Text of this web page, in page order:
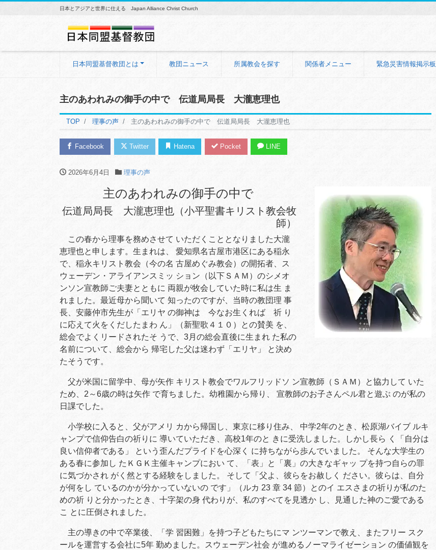
日本とアジアと世界に仕える Japan Alliance Christ Church
日本同盟基督教団とは 教団ニュース 所属教会を探す 関係者メニュー 緊急災害情報掲示板
主のあわれみの御手の中で 伝道局局長 大瀧恵理也
TOP 理事の声 主のあわれみの御手の中で 伝道局局長 大瀧恵理也
Facebook Twitter Hatena Pocket LINE
2026年6月4日 理事の声
主のあわれみの御手の中で
伝道局局長 大瀧恵理也（小平聖書キリスト教会牧
師）
この春から理事を務めさせて いただくこととなりました大瀧
恵理也と申します。生まれは、 愛知県名古屋市港区にある稲永
で、稲永キリスト教会（今の名 古屋めぐみ教会）の開拓者、ス
ウェーデン・アライアンスミッ ション（以下ＳＡＭ）のシメオ
ンソン宣教師ご夫妻とともに 両親が牧会していた時に私は生 ま
れました。最近母から聞いて 知ったのですが、当時の教団理 事
長、安藤仲市先生が「エリヤ の御神は 今なお生くれば 祈 り
に応えて火をくだしたまわ ん」（新聖歌４１０）との賛美 を、
総会でよくリードされたそ うで、3月の総会直後に生まれ た私の
名前について、総会から 帰宅した父は迷わず「エリヤ」 と決め
たそうです。
父が米国に留学中、母が矢作 キリスト教会でワルフリッドソ ン宣教師（ＳＡＭ）と協力して いた
ため、2～6歳の時は矢作 で育ちました。幼稚園から帰り、 宣教師のお子さんペル君と遊ぶ のが私の
日課でした。
小学校に入ると、父がアメリ カから帰国し、東京に移り住み、 中学2年のとき、松原湖バイブ ルキ
ャンプで信仰告白の祈りに 導いていただき、高校1年のと きに受洗しました。しかし長ら く「自分は
良い信仰者である」 という歪んだプライドを心深く に持ちながら歩んでいました。 そんな大学生の
ある春に参加し たＫＧＫ主催キャンプにおい て、「表」と「裏」の大きなギャッ プを持つ自らの罪
に気づかされ がく然とする経験をしました。 そして「父よ、彼らをお赦しく ださい。彼らは、自分
が何をし ているのかが分かっていないの です」（ルカ 23 章 34 節）とのイ エスさまの祈りが私のた
めの祈 りと分かったとき、十字架の身 代わりが、私のすべてを見透か し、見通した神のご愛である
こ とに圧倒されました。
主の導きの中で卒業後、「学 習困難」を持つ子どもたちにマ ンツーマンで教え、またフリー スク
ールを運営する会社に5年 勤めました。スウェーデン社会 が進めるノーマライゼーション の価値観を